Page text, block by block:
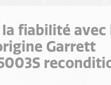
fiabilité avec
Garrett